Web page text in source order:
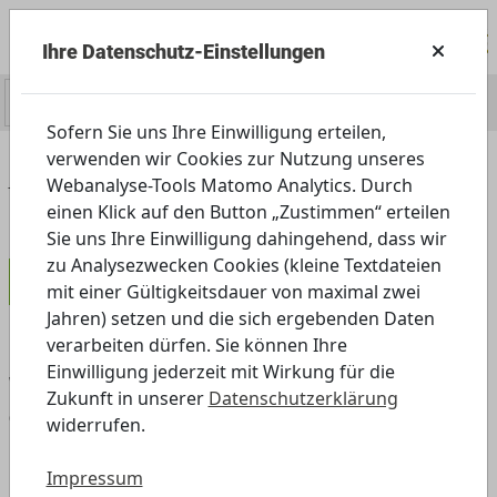
Home Angebot
Außerschulisch
Kindergarten
Was läuft denn da?
Kindergarten
Was läuft denn da? Medien im Alltag
entdecken und verstehen
das Smartphone oder gemeinschaftliches
Ihre Datenschutz-Einstellungen
Sofern Sie uns Ihre Einwilligung erteilen,
verwenden wir Cookies zur Nutzung unseres
Webanalyse-Tools Matomo Analytics. Durch
einen Klick auf den Button „Zustimmen“ erteilen
Sie uns Ihre Einwilligung dahingehend, dass wir
zu Analysezwecken Cookies (kleine Textdateien
mit einer Gültigkeitsdauer von maximal zwei
Jahren) setzen und die sich ergebenden Daten
verarbeiten dürfen. Sie können Ihre
Einwilligung jederzeit mit Wirkung für die
Zukunft in unserer Datenschutzerklärung
widerrufen.
Impressum